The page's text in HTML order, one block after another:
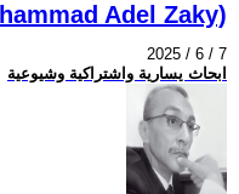
Adel Zaky)
2025 / 6 / 7
ابحاث يسارية واشتراكية وشيوعية